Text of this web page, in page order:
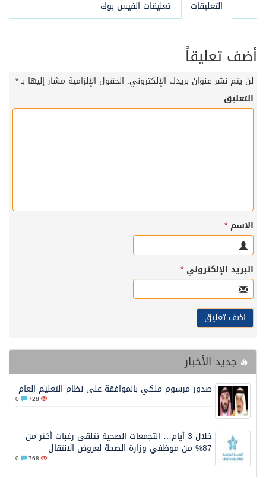
التعليقات تعليقات الفيس بوك
أضف تعليقاً
لن يتم نشر عنوان بريدك الإلكتروني. الحقول الإلزامية مشار إليها بـ*
التعليق
الاسم*
البريد الإلكتروني*
جديد الأخبار
صدور مرسوم ملكي بالموافقة على نظام التعليم العام
728
خلال 3 أيام… التجمعات الصحية تتلقى رغبات أكثر من
87% من موظفي وزارة الصحة لعروض الانتقال
768